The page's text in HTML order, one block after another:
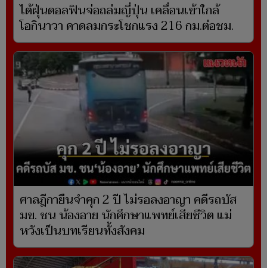
ไต้ฝุ่นดอลฟินจ่อถล่มญี่ปุ่น เคลื่อนเข้าใกล้
โอกินาวา คาดลมกระโชกแรง 216 กม.ต่อชม.
ศาลฎีกายืนจำคุก 2 ปี ไม่รอลงอาญา คดีรถบัส
มข. ชน น้องอาย นักศึกษาแพทย์เสียชีวิต แม่
หวังเป็นบทเรียนทั้งสังคม